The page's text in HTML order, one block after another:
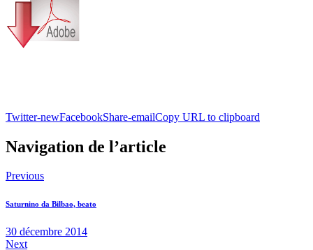
Twitter-newFacebookShare-emailCopy URL to clipboard
Navigation de l’article
Previous
Saturnino da Bilbao, beato
30 décembre 2014
Next